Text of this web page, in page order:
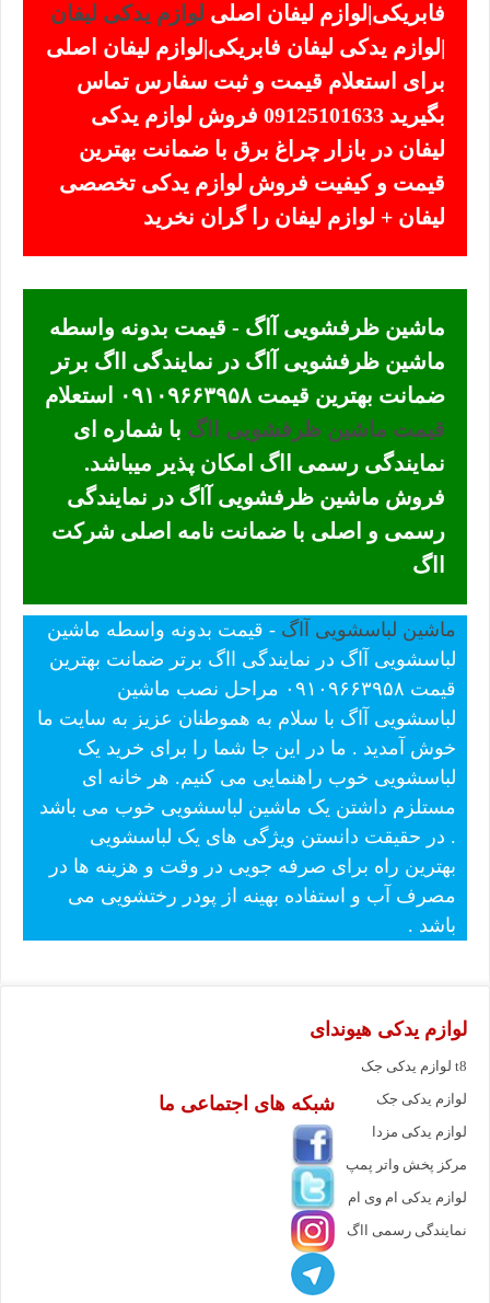
فابریکی|لوازم لیفان اصلی لوازم یدکی لیفان
|لوازم یدکی لیفان فابریکی|لوازم لیفان اصلی
برای استعلام قیمت و ثبت سفارس تماس
بگیرید 09125101633 فروش لوازم یدکی
لیفان در بازار چراغ برق با ضمانت بهترین
قیمت و کیفیت فروش لوازم یدکی تخصصی
لیفان + لوازم لیفان را گران نخرید
ماشین ظرفشویی آاگ - قیمت بدونه واسطه
ماشین ظرفشویی آاگ در نمایندگی ااگ برتر
ضمانت بهترین قیمت ۰۹۱۰۹۶۶۳۹۵۸ استعلام
قیمت ماشین ظرفشویی ااگ با شماره ای
نمایندگی رسمی ااگ امکان پذیر میباشد.
فروش ماشین ظرفشویی آاگ در نمایندگی
رسمی و اصلی با ضمانت نامه اصلی شرکت
ااگ
ماشین لباسشویی آاگ - قیمت بدونه واسطه ماشین
لباسشویی آاگ در نمایندگی ااگ برتر ضمانت بهترین
قیمت ۰۹۱۰۹۶۶۳۹۵۸ مراحل نصب ماشین
لباسشویی آاگ با سلام به هموطنان عزیز به سایت ما
خوش آمدید . ما در این جا شما را برای خرید یک
لباسشویی خوب راهنمایی می کنیم. هر خانه ای
مستلزم داشتن یک ماشین لباسشویی خوب می باشد
. در حقیقت دانستن ویژگی های یک لباسشویی
بهترین راه برای صرفه جویی در وقت و هزینه ها در
مصرف آب و استفاده بهینه از پودر رختشویی می
باشد .
لوازم یدکی هیوندای
لوازم یدکی جک t8
لوازم یدکی جک
لوازم یدکی مزدا
مرکز پخش واتر پمپ
لوازم یدکی ام وی ام
نمایندگی رسمی ااگ
شبکه های اجتماعی ما